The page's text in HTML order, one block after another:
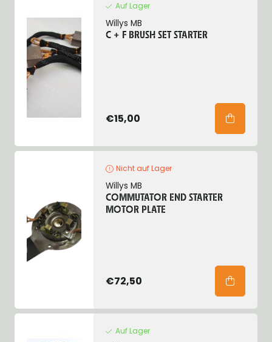
Auf Lager
Willys MB
C + F BRUSH SET STARTER
€15,00
Nicht auf Lager
Willys MB
COMMUTATOR END STARTER
MOTOR PLATE
€72,50
Auf Lager